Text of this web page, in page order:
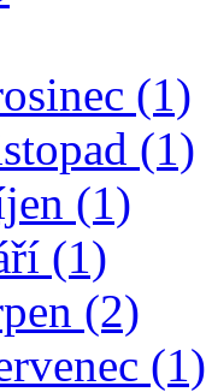
(1)
(1)
(1)
(1)
(2)
(1)